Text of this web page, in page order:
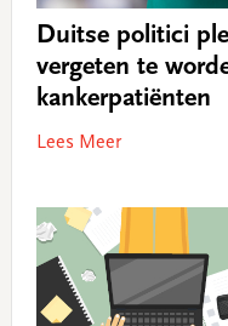
Duitse politici
vergeten te
kankerpatiënten
Lees Meer